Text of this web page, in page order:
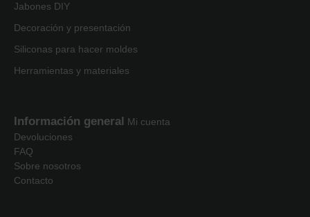
Jabones DIY
Decoración y presentación
Siliconas para hacer moldes
Herramientas y materiales
Información general Mi cuenta
Devoluciones
FAQ
Sobre nosotros
Contacto